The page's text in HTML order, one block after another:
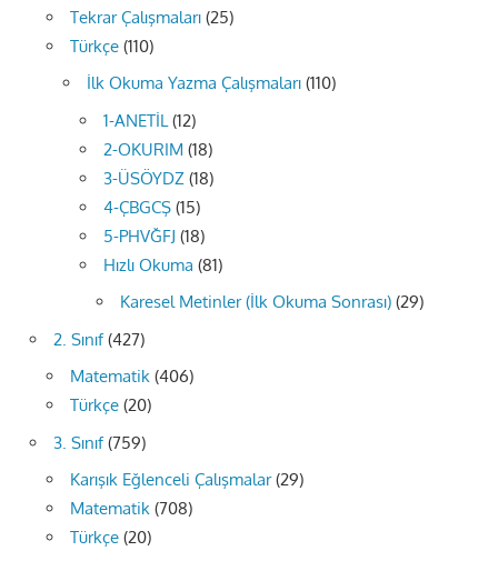
Tekrar Çalışmaları (25)
Türkçe (110)
İlk Okuma Yazma Çalışmaları (110)
1-ANETİL(12)
2-OKURIM (18)
3-ÜSÖYDZ (18)
4-ÇBGCŞ (15)
5-PHVĞFJ (18)
Hızlı Okuma (81)
Karesel Metinler (İlk Okuma Sonrası) (29)
2. Sınıf(427)
Matematik (406)
Türkçe (20)
3. Sınıf(759)
Karışık Eğlenceli Çalışmalar(29)
Matematik (708)
Türkçe (20)